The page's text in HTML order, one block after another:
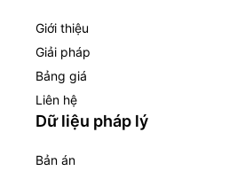
Giới thiệu
Giải pháp
Bảng giá
Liên hệ
Dữ liệu pháp lý
Bản án